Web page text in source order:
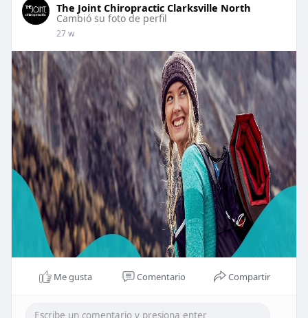
The Joint Chiropractic Clarksville North
Cambió su foto de perfil
27 w
Me gusta Comentario Compartir